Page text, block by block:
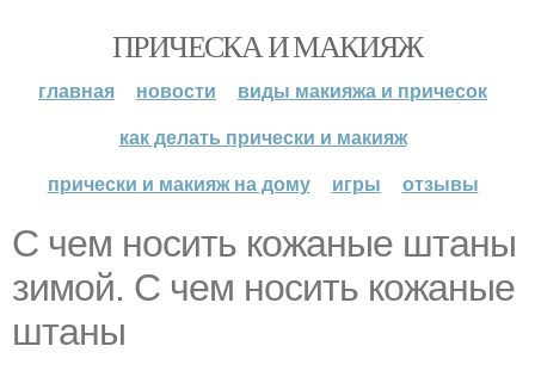
ПРИЧЕСКА И МАКИЯЖ
главная новости
виды макияжа и причесок
как делать прически и макияж
прически и макияж на дому
игры отзывы
С чем носить кожаные штаны
зимой. С чем носить кожаные
штаны